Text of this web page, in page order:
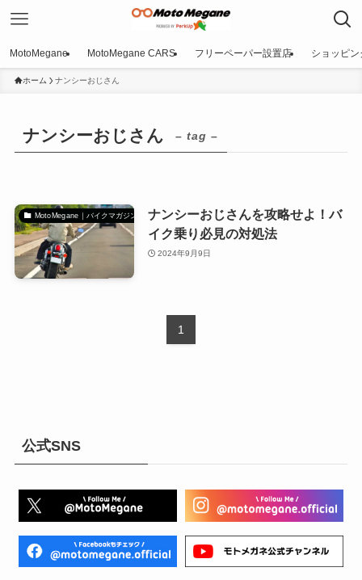
MotoMegane MotoMegane CARS フリーペーパー設置店 ショッピン
ホーム ナンシーおじさん
ナンシーおじさん – tag –
MotoMegane｜バイクマガジン
ナンシーおじさんを攻略せよ！バ
イク乗り必見の対処法
2024年9月9日
1
公式SNS